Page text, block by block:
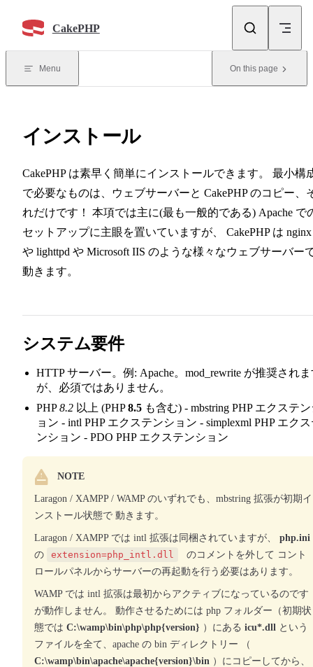
CakePHP
Menu On this page
インストール
CakePHP は素早く簡単にインストールできます。 最小構
で必要なものは、ウェブサーバーと CakePHP のコピー、
れだけです！ 本項では主に(最も一般的である) Apache で
セットアップに主眼を置いていますが、 CakePHP は nginx
や lighttpd や Microsoft IIS のような様々なウェブサーバー
動きます。
システム要件
HTTP サーバー。例: Apache。mod_rewrite が推奨され
が、必須ではありません。
PHP8.2 以上 (PHP8.5 も含む) - mbstring PHP エクステ
ョン - intl PHP エクステンション - simplexml PHP エク
ンション - PDO PHP エクステンション
NOTE
Laragon / XAMPP / WAMP のいずれでも、mbstring 拡張が初期イ
ンストール状態で 動きます。
Laragon / XAMPP では intl 拡張は同梱されていますが、 php.ini
の
extension=php_intl.dll
のコメントを外して コント
ロールパネルからサーバーの再起動を行う必要はあります。
WAMP では intl 拡張は最初からアクティブになっているのです
が動作しません。 動作させるためには php フォルダー（初期状
態では C:\wamp\bin\php\php{version} ）にある icu*.dll という
ファイルを全て、apache の bin ディレクトリー （
C:\wamp\bin\apache\apache{version}\bin ）にコピーしてから、